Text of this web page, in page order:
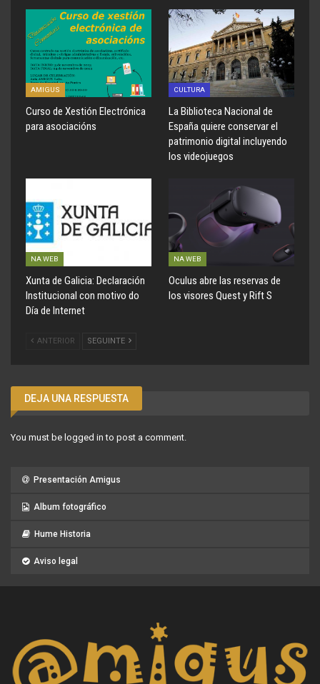
AMIGUS
Curso de Xestión Electrónica
para asociacións
CULTURA
La Biblioteca Nacional de
España quiere conservar el
patrimonio digital incluyendo
los videojuegos
NA WEB
Xunta de Galicia: Declaración
Institucional con motivo do
Día de Internet
NA WEB
Oculus abre las reservas de
los visores Quest y Rift S
ANTERIOR SEGUINTE
DEJA UNA RESPUESTA
You must be logged in to post a comment.
Presentación Amigus
Album fotográfico
Hume Historia
Aviso legal